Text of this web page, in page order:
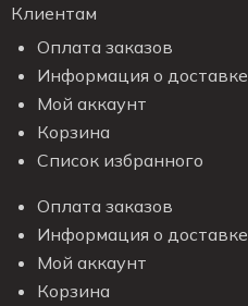
Клиентам
Оплата заказов
Информация о доставке
Мой аккаунт
Корзина
Список избранного
Оплата заказов
Информация о доставке
Мой аккаунт
Корзина